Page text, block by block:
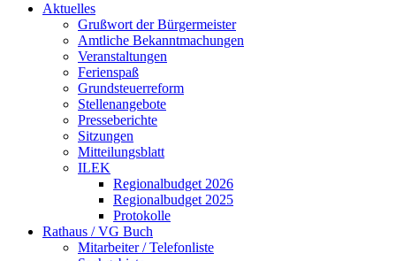
Aktuelles
Grußwort der Bürgermeister
Amtliche Bekanntmachungen
Veranstaltungen
Ferienspaß
Grundsteuerreform
Stellenangebote
Presseberichte
Sitzungen
Mitteilungsblatt
ILEK
Regionalbudget 2026
Regionalbudget 2025
Protokolle
Rathaus / VG Buch
Mitarbeiter / Telefonliste